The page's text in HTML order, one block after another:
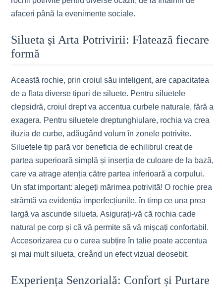
afaceri până la evenimente sociale.
Silueta și Arta Potrivirii: Flatează fiecare
formă
Această rochie, prin croiul său inteligent, are capacitatea
de a flata diverse tipuri de siluete. Pentru siluetele
clepsidră, croiul drept va accentua curbele naturale, fără a
exagera. Pentru siluetele dreptunghiulare, rochia va crea
iluzia de curbe, adăugând volum în zonele potrivite.
Siluetele tip pară vor beneficia de echilibrul creat de
partea superioară simplă și inserția de culoare de la bază,
care va atrage atenția către partea inferioară a corpului.
Un sfat important: alegeți mărimea potrivită! O rochie prea
strâmtă va evidenția imperfecțiunile, în timp ce una prea
largă va ascunde silueta. Asigurați-vă că rochia cade
natural pe corp și că vă permite să vă mișcați confortabil.
Accesorizarea cu o curea subțire în talie poate accentua
și mai mult silueta, creând un efect vizual deosebit.
Experiența Senzorială: Confort și Purtare